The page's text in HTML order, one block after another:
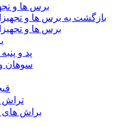
برس ها و
بازگشت به برس ها و
برس ها و
پد و
سوهان و
تراش
براش های